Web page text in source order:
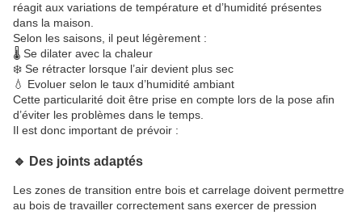
réagit aux variations de température et d’humidité présentes
dans la maison.
Selon les saisons, il peut légèrement :
🌡️ Se dilater avec la chaleur
❄️ Se rétracter lorsque l’air devient plus sec
💧 Evoluer selon le taux d’humidité ambiant
Cette particularité doit être prise en compte lors de la pose afin
d’éviter les problèmes dans le temps.
Il est donc important de prévoir :
🔹 Des joints adaptés
Les zones de transition entre bois et carrelage doivent permettre
au bois de travailler correctement sans exercer de pression